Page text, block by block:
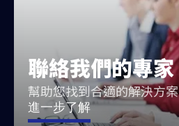
聯絡我們的專家
幫助您找到合適的解決方案
進一步了解